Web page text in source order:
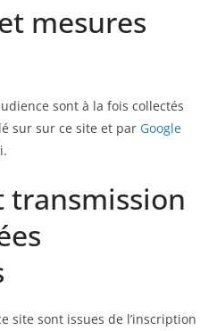
mesures
sont à la fois collectés
sur sur ce site et par Google
site sont issues de l’inscription